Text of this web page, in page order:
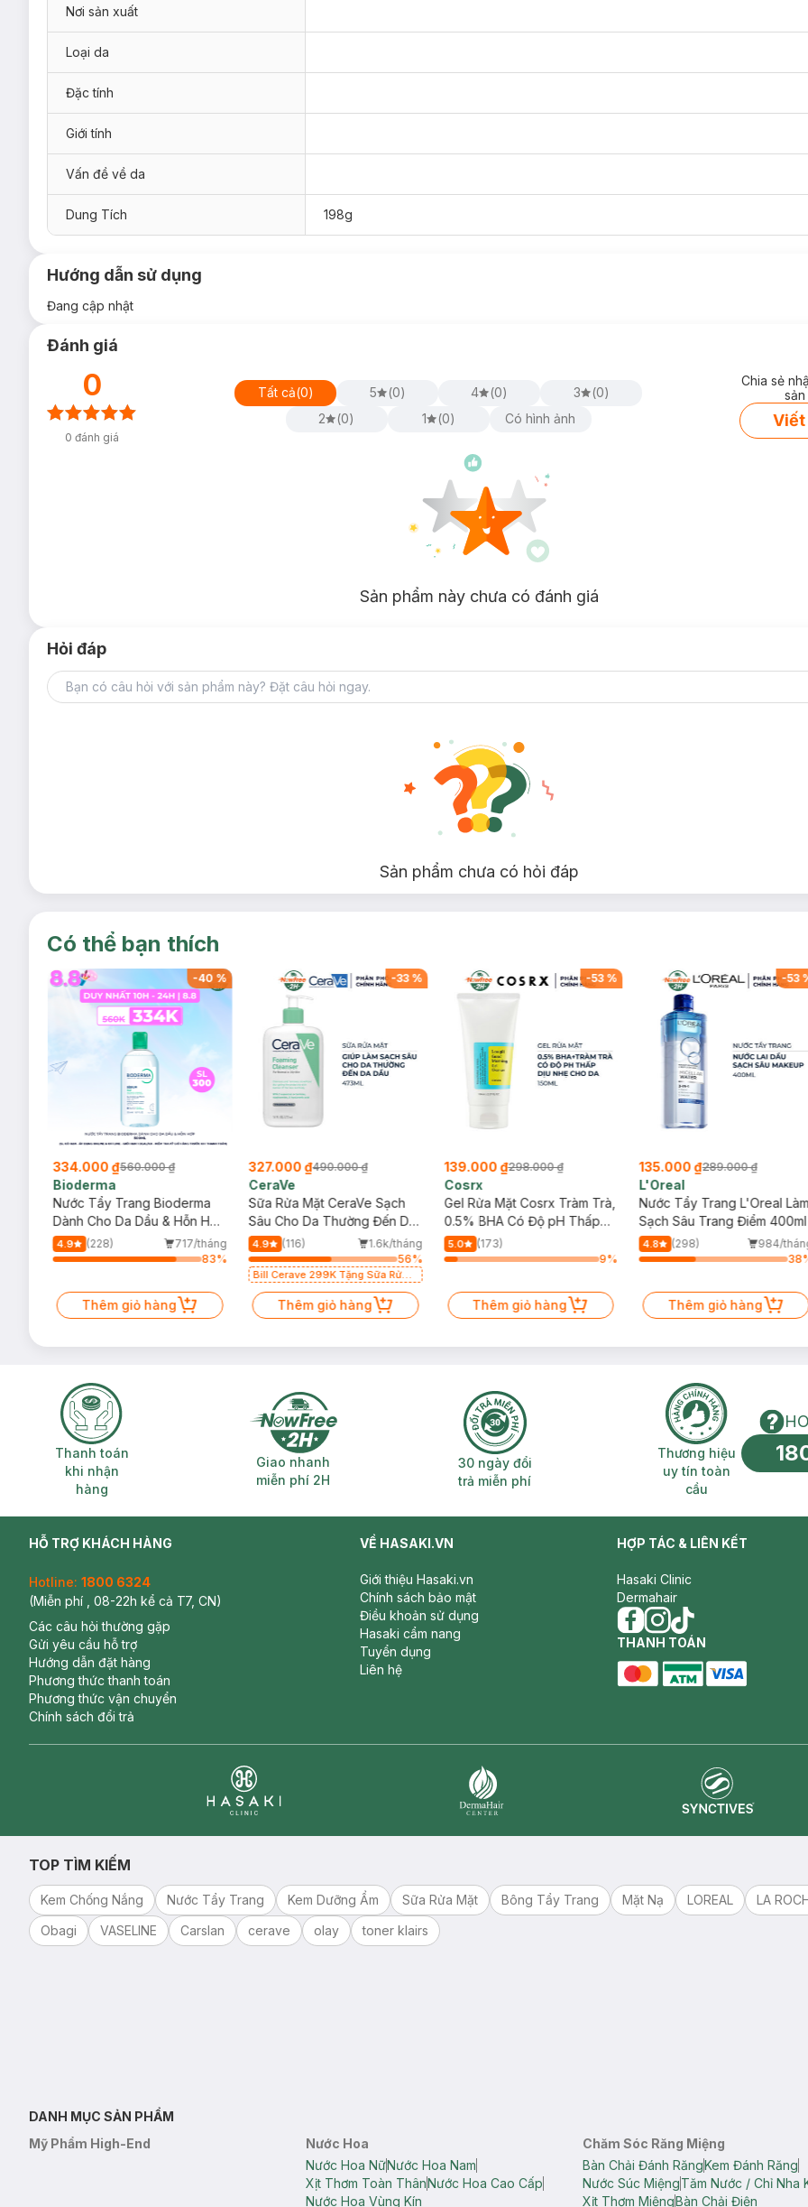
Nơi sản xuất
Loại da
Đặc tính
Giới tính
Vấn đề về da
Dung Tích 198g
Hướng dẫn sử dụng
Đang cập nhật
Đánh giá
0
0 đánh giá
Tất cả(0) 5 (0) 4 (0) 3 (0)
2
(0) 1 (0) Có hình ảnh
Chia sẻ
Viết
Sản phẩm này chưa có đánh giá
Hỏi đáp
Sản phẩm chưa có hỏi đáp
Có thể bạn thích
-40 %
334.000 ₫560.000 ₫
Bioderma
Nước Tẩy Trang Bioderma
Dành Cho Da Dầu & Hỗn Hợp
500ml
4.9 (228)
717/tháng
83%
Thêm giỏ hàng
-33%
327.000 ₫490.000 ₫
CeraVe
Sữa Rửa Mặt CeraVe Sạch
Sâu Cho Da Thường Đến Da
Dầu 473ml
4.9 (116)
1.6k/tháng
56%
Bill Cerave 299K Tặng Sữa Rửa
Mặt Cerave 30ml (SL có hạn)
Thêm giỏ hàng
-53%
139.000 ₫298.000 ₫
Cosrx
Gel Rửa Mặt Cosrx Tràm Trà,
0.5% BHA Có Độ pH Thấp
150ml
5.0
(173)
9%
Thêm giỏ hàng
-53
135.000 ₫289.000 ₫
L'Oreal
Nước Tẩy Trang L'Oreal Làm
Sạch Sâu Trang Điểm 400ml
4.8 (298)
984/
38
Thêm giỏ hàng
Thanh toán khi nhận hàng
Thanh toán
khi nhận
hàng
Giao nhanh miễn phí 2H
Giao nhanh
miễn phí 2H
30 ngày đổi trả miễn phí
30 ngày đổi
trả miễn phí
Thương hiệu uy
Thương hiệu
uy tín toàn
cầu
HỖ TRỢ KHÁCH HÀNG
Hotline: 1800 6324
(Miễn phí , 08-22h kể cả T7, CN)
Các câu hỏi thường gặp
Gửi yêu cầu hỗ trợ
Hướng dẫn đặt hàng
Phương thức thanh toán
Phương thức vận chuyển
Chính sách đổi trả
VỀ HASAKI.VN
Giới thiệu Hasaki.vn
Chính sách bảo mật
Điều khoản sử dụng
Hasaki cẩm nang
Tuyển dụng
Liên hệ
HỢP TÁC & LIÊN KẾT
Hasaki Clinic
Dermahair
facebook
instagram
tiktok
THANH TOÁN
TOP TÌM KIẾM
Kem Chống Nắng Nước Tẩy Trang Kem Dưỡng Ẩm Sữa Rửa Mặt Bông Tẩy Trang Mặt Nạ LOREAL LA
Obagi
VASELINE Carslan cerave olay toner klairs
DANH MỤC SẢN PHẨM
Mỹ Phẩm High-End
Nước Hoa
Nước Hoa NữNước Hoa Nam
Xịt Thơm Toàn ThânNước Hoa Cao Cấp
Nước Hoa Vùng Kín
Chăm Sóc Răng Miệng
Bàn Chải Đánh RăngKem Đánh Răng
Nước Súc MiệngTăm Nước / Chỉ Nha
Xịt Thơm MiệngBàn Chải Điện